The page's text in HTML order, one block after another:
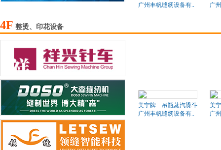
广州丰帆缝纫设备有.. 广
4F 整烫、印花设备
美宁牌 吊瓶蒸汽烫斗
广州丰帆缝纫设备有..
美
广